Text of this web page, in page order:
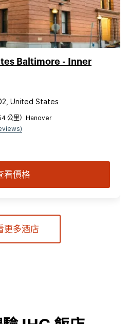
Baltimore - Inner
United States
公里）Hanover
看價格
更多酒店